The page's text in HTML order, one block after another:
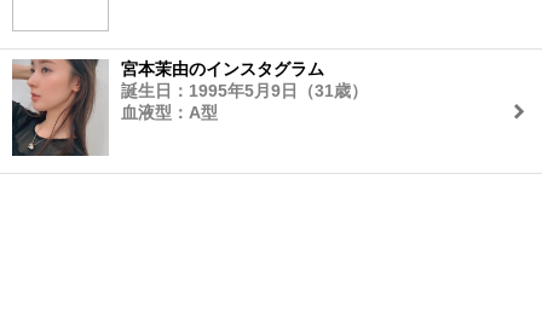
宮本茉由のインスタグラム
誕生日：1995年5月9日（31歳）
血液型：A型